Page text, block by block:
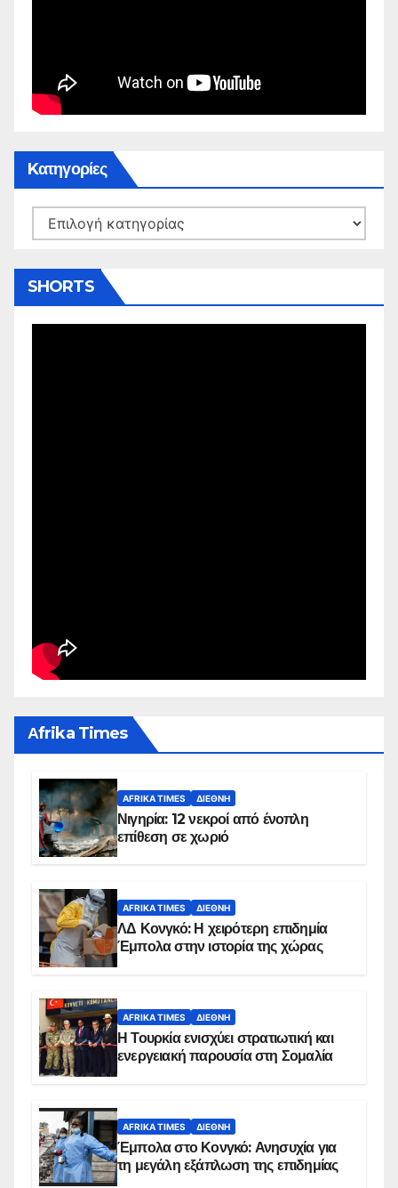
Kατηγορίες
Kατηγορίες
SHORTS
Αfrika Times
AFRIKA TIMES ΔΙΕΘΝΉ
Νιγηρία: 12 νεκροί από ένοπλη
επίθεση σε χωριό
AFRIKA TIMES ΔΙΕΘΝΉ
ΛΔ Κονγκό: Η χειρότερη επιδημία
Έμπολα στην ιστορία της χώρας
AFRIKA TIMES ΔΙΕΘΝΉ
Η Τουρκία ενισχύει στρατιωτική και
ενεργειακή παρουσία στη Σομαλία
AFRIKA TIMES ΔΙΕΘΝΉ
Έμπολα στο Κονγκό: Ανησυχία για
τη μεγάλη εξάπλωση της επιδημίας